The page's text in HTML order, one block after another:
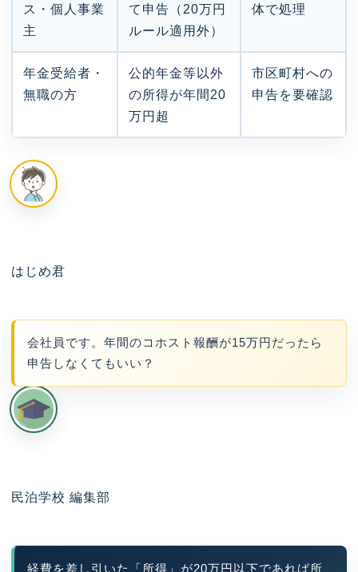
ス・個人事業
主
て申告（20万円
ルール適用外）
体で処理
年金受給者・
無職の方
公的年金等以外
の所得が年間20
万円超
市区町村への
申告を要確認
はじめ君
会社員です。年間のコホスト報酬が15万円だったら
申告しなくてもいい？
民泊学校 編集部
経費を差し引いた「所得」が20万円以下であれば所